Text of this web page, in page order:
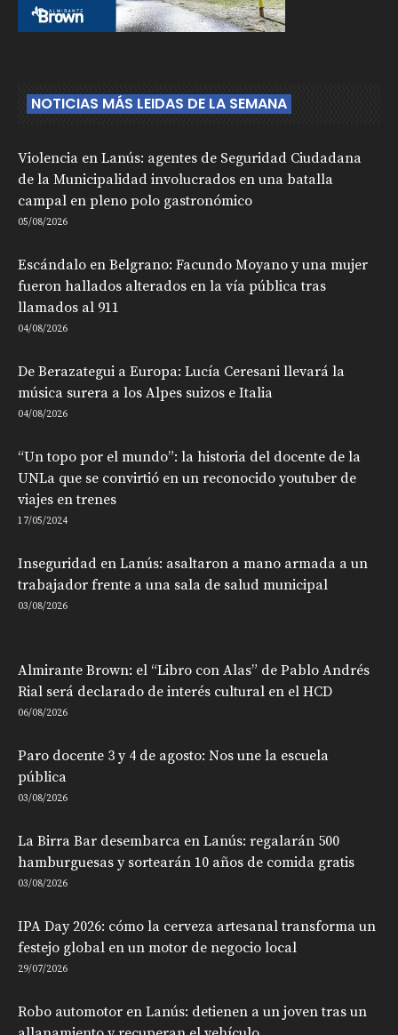
NOTICIAS MÁS LEIDAS DE LA SEMANA
Violencia en Lanús: agentes de Seguridad Ciudadana
de la Municipalidad involucrados en una batalla
campal en pleno polo gastronómico
05/08/2026
Escándalo en Belgrano: Facundo Moyano y una mujer
fueron hallados alterados en la vía pública tras
llamados al 911
04/08/2026
De Berazategui a Europa: Lucía Ceresani llevará la
música surera a los Alpes suizos e Italia
04/08/2026
“Un topo por el mundo”: la historia del docente de la
UNLa que se convirtió en un reconocido youtuber de
viajes en trenes
17/05/2024
Inseguridad en Lanús: asaltaron a mano armada a un
trabajador frente a una sala de salud municipal
03/08/2026
Almirante Brown: el “Libro con Alas” de Pablo Andrés
Rial será declarado de interés cultural en el HCD
06/08/2026
Paro docente 3 y 4 de agosto: Nos une la escuela
pública
03/08/2026
La Birra Bar desembarca en Lanús: regalarán 500
hamburguesas y sortearán 10 años de comida gratis
03/08/2026
IPA Day 2026: cómo la cerveza artesanal transforma un
festejo global en un motor de negocio local
29/07/2026
Robo automotor en Lanús: detienen a un joven tras un